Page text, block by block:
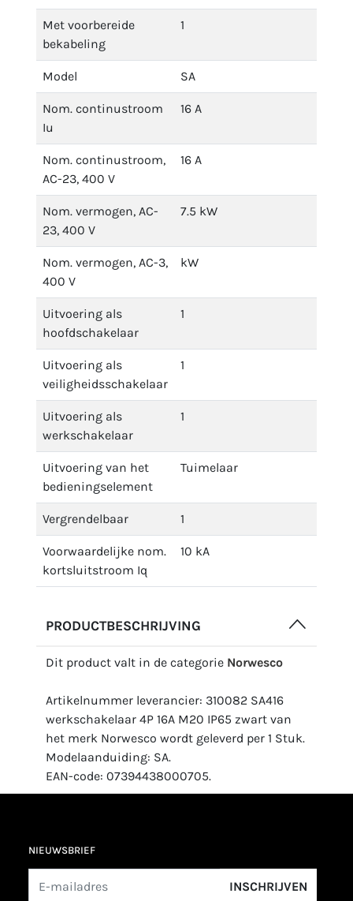
Met voorbereide
bekabeling
1
Model SA
Nom. continustroom
Iu
16 A
Nom. continustroom,
AC-23, 400 V
16 A
Nom. vermogen, AC-
23, 400 V
7.5 kW
Nom. vermogen, AC-3,
400 V
kW
Uitvoering als
hoofdschakelaar
1
Uitvoering als
veiligheidsschakelaar
1
Uitvoering als
werkschakelaar
1
Uitvoering van het
bedieningselement
Tuimelaar
Vergrendelbaar 1
Voorwaardelijke nom.
kortsluitstroom Iq
10 kA
PRODUCTBESCHRIJVING
Dit product valt in de categorie Norwesco
Artikelnummer leverancier: 310082 SA416
werkschakelaar 4P 16A M20 IP65 zwart van
het merk Norwesco wordt geleverd per 1 Stuk.
Modelaanduiding: SA.
EAN-code: 07394438000705.
NIEUWSBRIEF
INSCHRIJVEN